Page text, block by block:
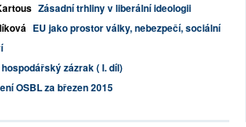
Zásadní trhliny v liberální ideologii
EU jako prostor války, nebezpečí, sociální
zázrak ( I. díl)
OSBL za březen 2015